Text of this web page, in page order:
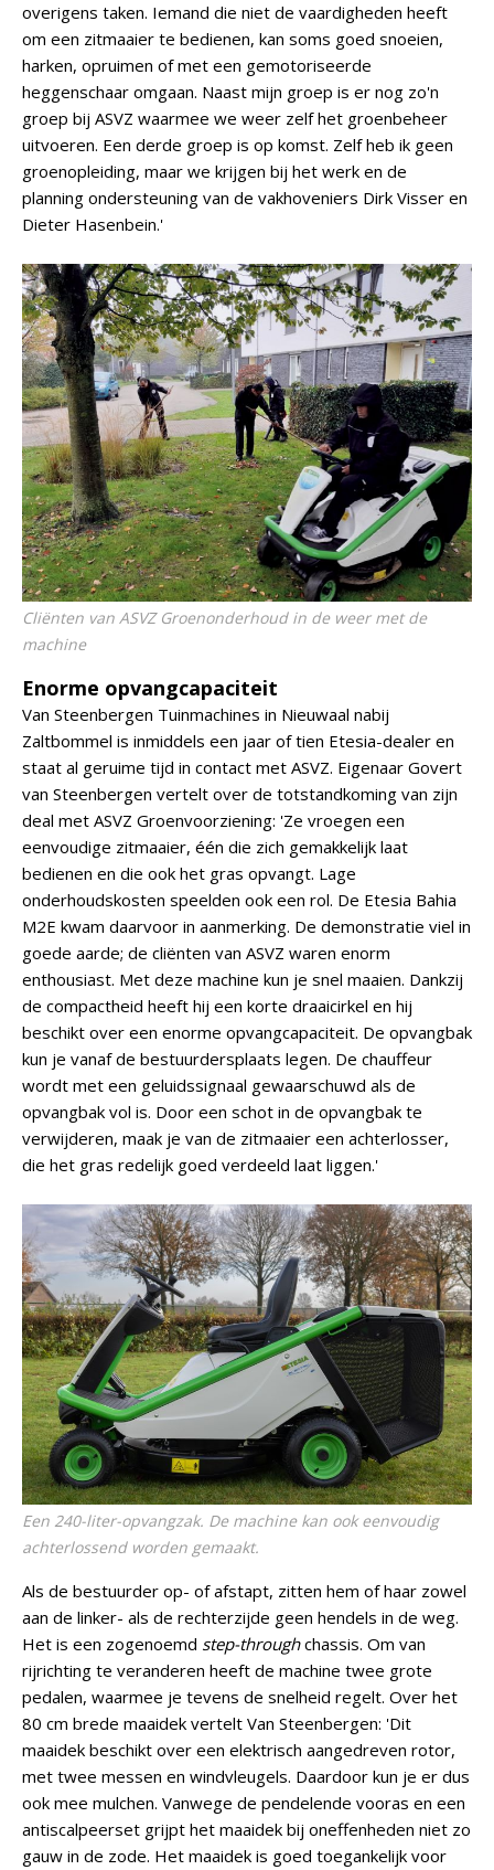
overigens taken. Iemand die niet de vaardigheden heeft
om een zitmaaier te bedienen, kan soms goed snoeien,
harken, opruimen of met een gemotoriseerde
heggenschaar omgaan. Naast mijn groep is er nog zo'n
groep bij ASVZ waarmee we weer zelf het groenbeheer
uitvoeren. Een derde groep is op komst. Zelf heb ik geen
groenopleiding, maar we krijgen bij het werk en de
planning ondersteuning van de vakhoveniers Dirk Visser en
Dieter Hasenbein.'
Cliënten van ASVZ Groenonderhoud in de weer met de
machine
Enorme opvangcapaciteit
Van Steenbergen Tuinmachines in Nieuwaal nabij
Zaltbommel is inmiddels een jaar of tien Etesia-dealer en
staat al geruime tijd in contact met ASVZ. Eigenaar Govert
van Steenbergen vertelt over de totstandkoming van zijn
deal met ASVZ Groenvoorziening: 'Ze vroegen een
eenvoudige zitmaaier, één die zich gemakkelijk laat
bedienen en die ook het gras opvangt. Lage
onderhoudskosten speelden ook een rol. De Etesia Bahia
M2E kwam daarvoor in aanmerking. De demonstratie viel in
goede aarde; de cliënten van ASVZ waren enorm
enthousiast. Met deze machine kun je snel maaien. Dankzij
de compactheid heeft hij een korte draaicirkel en hij
beschikt over een enorme opvangcapaciteit. De opvangbak
kun je vanaf de bestuurdersplaats legen. De chauffeur
wordt met een geluidssignaal gewaarschuwd als de
opvangbak vol is. Door een schot in de opvangbak te
verwijderen, maak je van de zitmaaier een achterlosser,
die het gras redelijk goed verdeeld laat liggen.'
Een 240-liter-opvangzak. De machine kan ook eenvoudig
achterlossend worden gemaakt.
Als de bestuurder op- of afstapt, zitten hem of haar zowel
aan de linker- als de rechterzijde geen hendels in de weg.
Het is een zogenoemd step-throughchassis. Om van
rijrichting te veranderen heeft de machine twee grote
pedalen, waarmee je tevens de snelheid regelt. Over het
80 cm brede maaidek vertelt Van Steenbergen: 'Dit
maaidek beschikt over een elektrisch aangedreven rotor,
met twee messen en windvleugels. Daardoor kun je er dus
ook mee mulchen. Vanwege de pendelende vooras en een
antiscalpeerset grijpt het maaidek bij oneffenheden niet zo
gauw in de zode. Het maaidek is goed toegankelijk voor